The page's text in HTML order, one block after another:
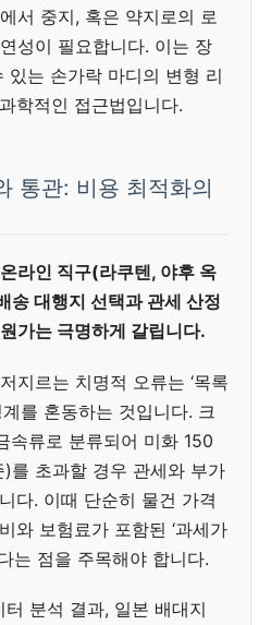
서 중지, 혹은 약지로의 로
성이 필요합니다. 이는 장
있는 손가락 마디의 변형 리
학적인 접근법입니다.
통관: 비용 최적화의
라인 직구(라쿠텐, 야후 옥
송 대행지 선택과 관세 산정
가는 극명하게 갈립니다.
지르는 치명적 오류는 ‘목록
계를 혼동하는 것입니다. 크
속류로 분류되어 미화 150
를 초과할 경우 관세와 부가
다. 이때 단순히 물건 가격
와 보험료가 포함된 ‘과세가
는 점을 주목해야 합니다.
분석 결과, 일본 배대지